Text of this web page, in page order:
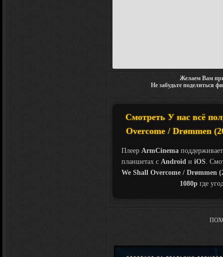
Желаем Вам
Не забудьте поделиться
Смотреть У нас всё
Overcome / Drømmen
Плеер ArmCinema
планшетах с Androidи iOS.
We Shall Overcome / Drømmen
1080pгде